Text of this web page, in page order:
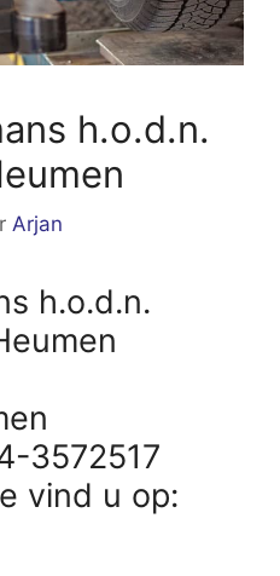
h.o.d.n.
Arjan
h.o.d.n.
3572517
vind u op: